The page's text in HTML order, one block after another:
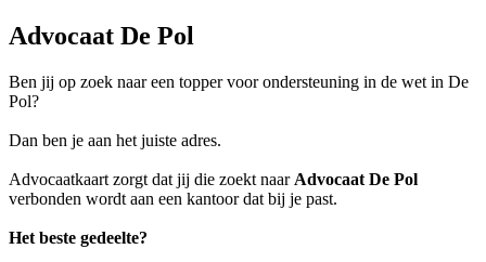
Advocaat De Pol
Ben jij op zoek naar een topper voor ondersteuning in de wet in De
Pol?
Dan ben je aan het juiste adres.
Advocaatkaart zorgt dat jij die zoekt naar Advocaat De Pol
verbonden wordt aan een kantoor dat bij je past.
Het beste gedeelte?